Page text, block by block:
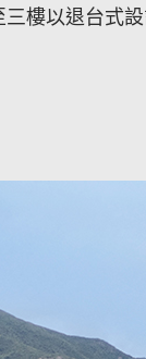
樓以退台式